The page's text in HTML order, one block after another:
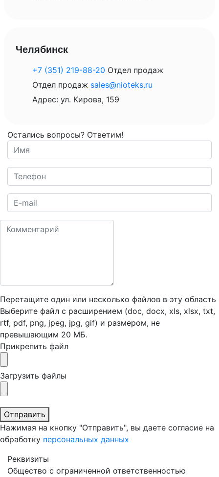
Челябинск
+7 (351) 219-88-20 Отдел продаж
Отдел продаж sales@nioteks.ru
Адрес: ул. Кирова, 159
Остались вопросы? Ответим!
Перетащите один или несколько файлов в эту область
Выберите файл с расширением (doc, docx, xls, xlsx, txt,
rtf, pdf, png, jpeg, jpg, gif) и размером, не
превышающим 20 МБ.
Прикрепить файл
Загрузить файлы
Отправить
Нажимая на кнопку "Отправить", вы даете согласие на
обработку персональных данных
Реквизиты
Общество с ограниченной ответственностью